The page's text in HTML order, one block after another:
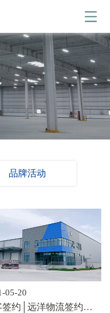
品牌活动
05-20
签约│远洋物流签约全